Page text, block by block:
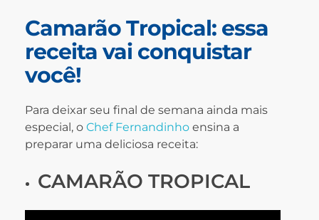
Camarão Tropical: essa
receita vai conquistar
você!
Para deixar seu final de semana ainda mais
especial, o Chef Fernandinho ensina a
preparar uma deliciosa receita:
CAMARÃO TROPICAL